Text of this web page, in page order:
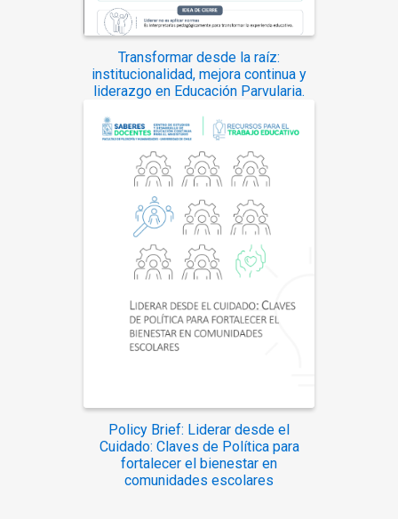
Transformar desde la raíz:
institucionalidad, mejora continua y
liderazgo en Educación Parvularia.
Policy Brief: Liderar desde el
Cuidado: Claves de Política para
fortalecer el bienestar en
comunidades escolares